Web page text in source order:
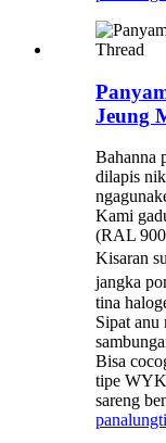
Jeung
Bahanna
dilapis
Kami
(RAL
Kisaran
jangka
tina
Sipat anu
Bisa
tipe
sareng